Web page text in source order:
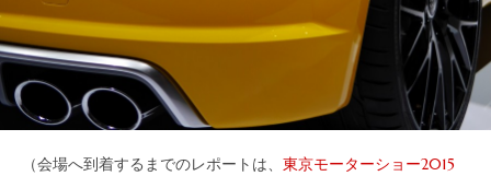
（会場へ到着するまでのレポートは、 東京モーターショー2015